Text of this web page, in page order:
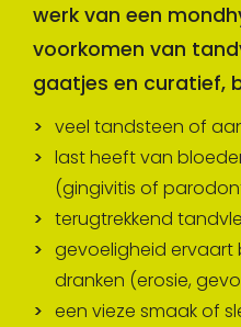
werk van een
voorkomen van
gaatjes en curatief,
veel tandsteen of
last heeft van
(gingivitis of
terugtrekkend
gevoeligheid ervaart
dranken (erosie,
een vieze smaak of